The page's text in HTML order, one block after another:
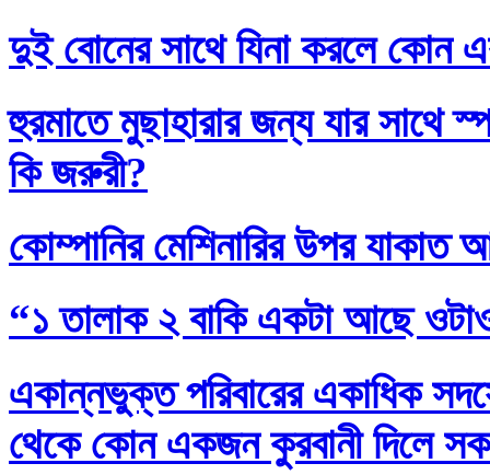
দুই বোনের সাথে যিনা করলে কোন
হুরমাতে মুছাহারার জন্য যার সাথে
কি জরুরী?
কোম্পানির মেশিনারির উপর যাকাত
“১ তালাক ২ বাকি একটা আছে
একান্নভুক্ত পরিবারের একাধিক
থেকে কোন একজন কুরবানী দিলে